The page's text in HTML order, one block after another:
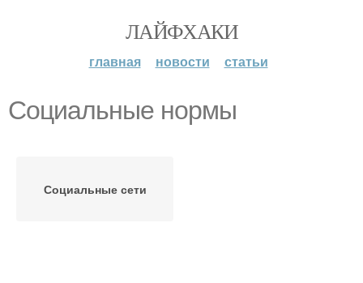
ЛАЙФХАКИ
главная новости статьи
Социальные нормы
Социальные сети